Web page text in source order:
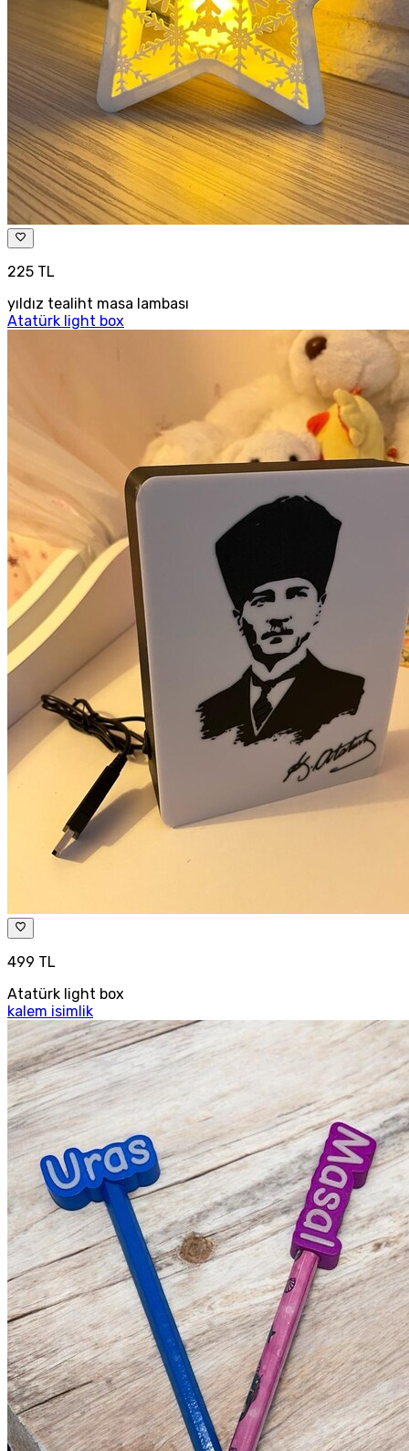
225 TL
yıldız tealiht masa lambası
Atatürk light box
499 TL
Atatürk light box
kalem isimlik